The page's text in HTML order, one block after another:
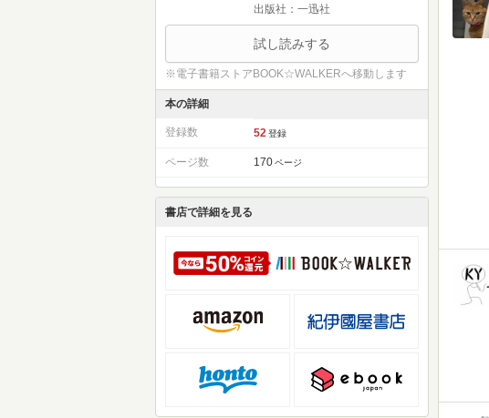
出版社：一迅社
試し読みする
※電子書籍ストアBOOK☆WALKERへ移動します
本の詳細
登録数 52 登録
ページ数 170 ページ
書店で詳細を見る